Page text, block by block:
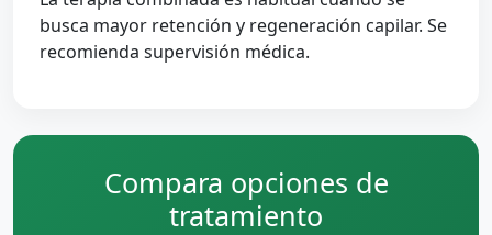
busca mayor retención y regeneración capilar. Se
recomienda supervisión médica.
Compara opciones de
tratamiento